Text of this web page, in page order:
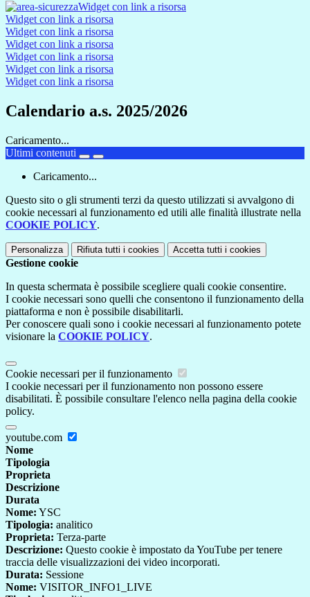
Widget con link a risorsa
Widget con link a risorsa
Widget con link a risorsa
Widget con link a risorsa
Widget con link a risorsa
Widget con link a risorsa
Widget con link a risorsa
Calendario a.s. 2025/2026
Caricamento...
Ultimi contenuti
Caricamento...
Questo sito o gli strumenti terzi da questo utilizzati si avvalgono di
cookie necessari al funzionamento ed utili alle finalità illustrate nella
COOKIE POLICY.
Personalizza Rifiuta tutti i cookies Accetta tutti i cookies
Gestione cookie
In questa schermata è possibile scegliere quali cookie consentire.
I cookie necessari sono quelli che consentono il funzionamento della
piattaforma e non è possibile disabilitarli.
Per conoscere quali sono i cookie necessari al funzionamento potete
visionare la COOKIE POLICY.
Cookie necessari per il funzionamento
I cookie necessari per il funzionamento non possono essere
disabilitati. È possibile consultare l'elenco nella pagina della cookie
policy.
youtube.com
Nome
Tipologia
Proprieta
Descrizione
Durata
Nome: YSC
Tipologia: analitico
Proprieta: Terza-parte
Descrizione: Questo cookie è impostato da YouTube per tenere
traccia delle visualizzazioni dei video incorporati.
Durata: Sessione
Nome: VISITOR_INFO1_LIVE